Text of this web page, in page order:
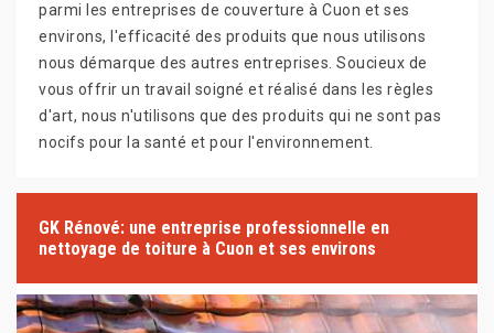
parmi les entreprises de couverture à Cuon et ses
environs, l'efficacité des produits que nous utilisons
nous démarque des autres entreprises. Soucieux de
vous offrir un travail soigné et réalisé dans les règles
d'art, nous n'utilisons que des produits qui ne sont pas
nocifs pour la santé et pour l'environnement.
GK Rénové: une entreprise professionnelle en
nettoyage de toiture à Cuon et ses environs